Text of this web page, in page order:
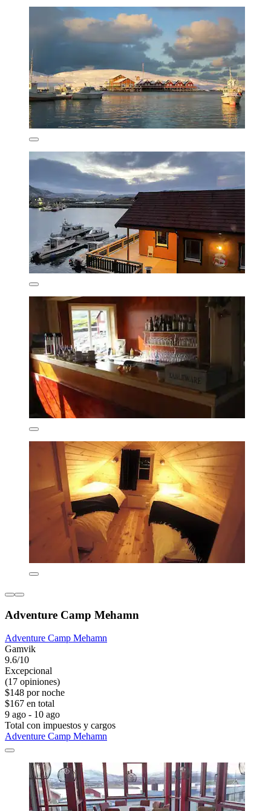
Adventure Camp Mehamn
Adventure Camp Mehamn
Gamvik
9.6/10
Excepcional
(17 opiniones)
$148 por noche
$167 en total
9 ago - 10 ago
Total con impuestos y cargos
Adventure Camp Mehamn